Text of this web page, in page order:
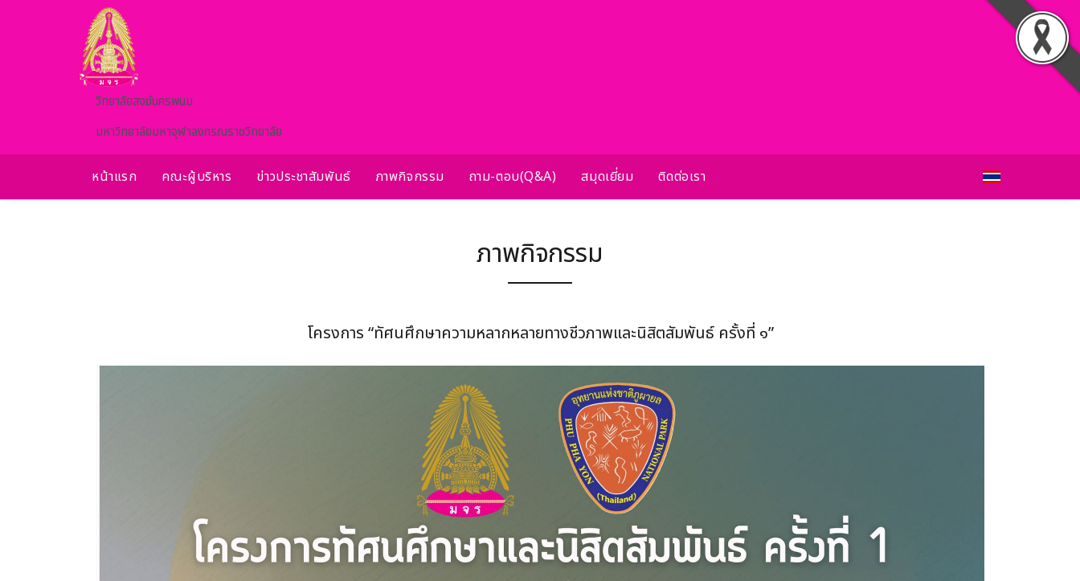
Skip to main content
วิทยาลัยสงฆ์นครพนม
มหาวิทยาลัยมหาจุฬาลงกรณราชวิทยาลัย
หน้าแรก คณะผู้บริหาร ข่าวประชาสัมพันธ์ ภาพกิจกรรม ถาม-ตอบ(Q&A) สมุดเยี่ยม ติดต่อเรา
ภาพกิจกรรม
โครงการ “ทัศนศึกษาความหลากหลายทางชีวภาพและนิสิตสัมพันธ์ ครั้งที่ ๑”